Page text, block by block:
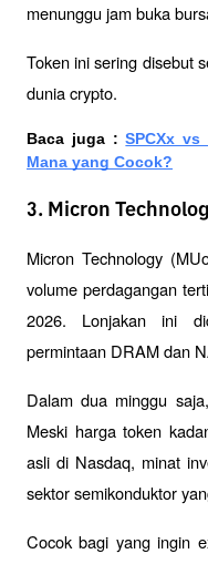
menunggu jam buka
Token ini sering disebut
dunia crypto.
Baca juga : SPCXx
Mana yang Cocok?
3. Micron
Micron Technology
volume perdagangan
2026. Lonjakan ini
permintaan DRAM dan
Dalam dua minggu
Meski harga token
asli di Nasdaq, minat
sektor semikonduktor
Cocok bagi yang ingin